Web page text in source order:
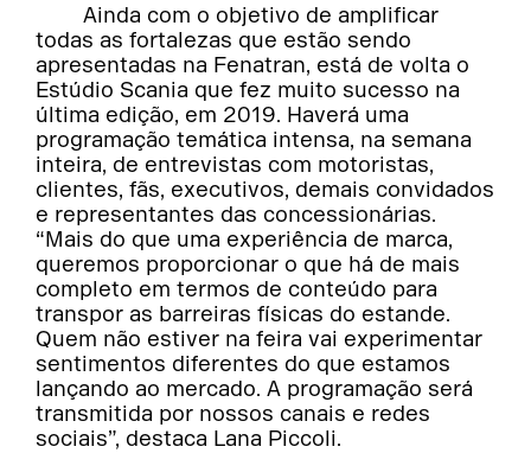
Ainda com o objetivo de amplificar
todas as fortalezas que estão sendo
apresentadas na Fenatran, está de volta o
Estúdio Scania que fez muito sucesso na
última edição, em 2019. Haverá uma
programação temática intensa, na semana
inteira, de entrevistas com motoristas,
clientes, fãs, executivos, demais convidados
e representantes das concessionárias.
“Mais do que uma experiência de marca,
queremos proporcionar o que há de mais
completo em termos de conteúdo para
transpor as barreiras físicas do estande.
Quem não estiver na feira vai experimentar
sentimentos diferentes do que estamos
lançando ao mercado. A programação será
transmitida por nossos canais e redes
sociais”, destaca Lana Piccoli.